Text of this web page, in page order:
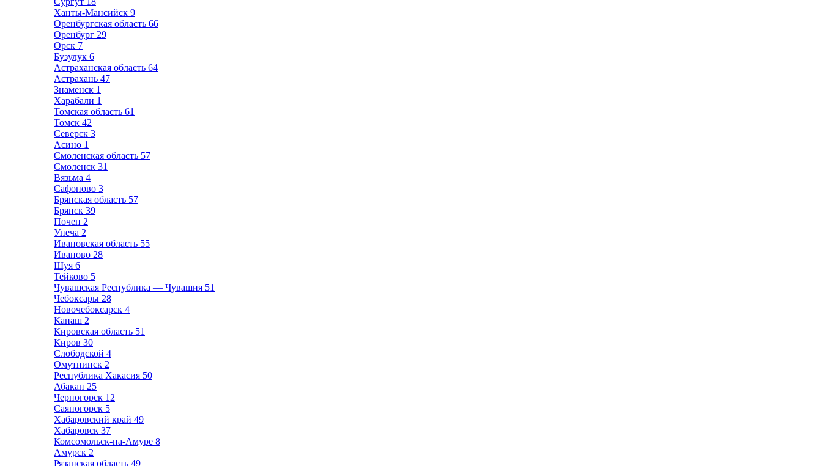
Ханты-Мансийск 9
Оренбургская область 66
Оренбург 29
Орск 7
Бузулук 6
Астраханская область 64
Астрахань 47
Знаменск 1
Харабали 1
Томская область 61
Томск 42
Северск 3
Асино 1
Смоленская область 57
Смоленск 31
Вязьма 4
Сафоново 3
Брянская область 57
Брянск 39
Почеп 2
Унеча 2
Ивановская область 55
Иваново 28
Шуя 6
Тейково 5
Чувашская Республика — Чувашия 51
Чебоксары 28
Новочебоксарск 4
Канаш 2
Кировская область 51
Киров 30
Слободской 4
Омутнинск 2
Республика Хакасия 50
Абакан 25
Черногорск 12
Саяногорск 5
Хабаровский край 49
Хабаровск 37
Комсомольск-на-Амуре 8
Амурск 2
Рязанская область 49